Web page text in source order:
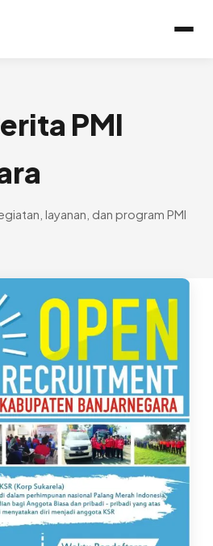
PMI
layanan, dan program PMI